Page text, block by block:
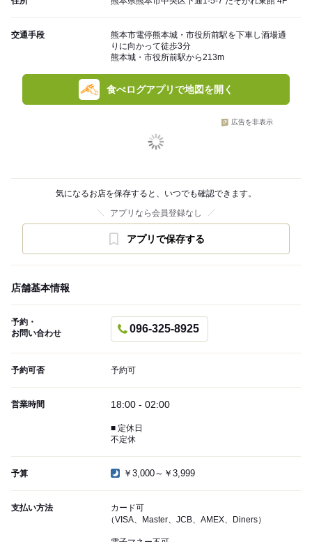
交通手段
熊本市電停熊本城・市役所前駅を下車し酒場通
りに向かって徒歩3分
熊本城・市役所前駅から213m
食べログアプリで地図を開く
広告を非表示
気になるお店を保存すると、いつでも確認できます。
アプリなら会員登録なし
アプリで保存する
店舗基本情報
予約・
お問い合わせ
096-325-8925
予約可否 予約可
営業時間 18:00 - 02:00
■ 定休日
不定休
予算 ￥3,000～￥3,999
支払い方法
カード可
（VISA、Master、JCB、AMEX、Diners）